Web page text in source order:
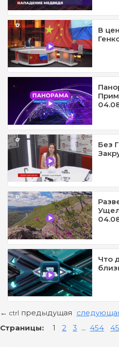
В
Без
Что
← ctrl предыдущая
Страницы: 1 2 3 ... 454